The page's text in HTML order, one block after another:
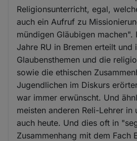
Religionsunterricht, egal,
auch ein Aufruf zu
mündigen Gläubigen machen".
Jahre RU in Bremen erteilt und
Glaubensthemen und die
sowie die ethischen
Jugendlichen im Diskurs
war immer erwünscht. Und
meisten anderen Reli-Lehrer in
auch heute. Und dies oft in
Zusammenhang mit dem Fach